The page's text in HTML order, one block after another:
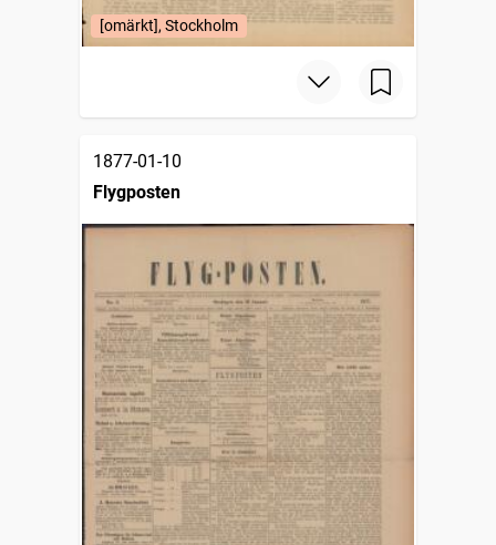
[omärkt], Stockholm
1877-01-10
Flygposten